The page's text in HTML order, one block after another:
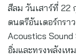
สีลม วันเสาร์ที่ 22
ดนตรีอันเดอร์กรา
Acoustics
อิ่มและทรงพลังเห